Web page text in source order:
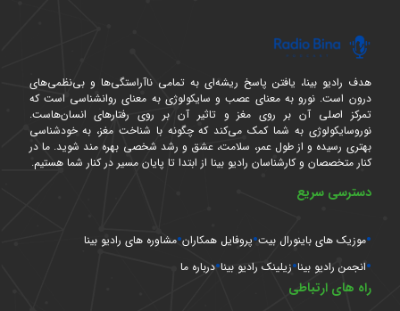
هدف رادیو بینا، یافتن پاسخ ریشه‌ای به تمامی ناآراستگی‌ها و بی‌نظمی‌های
درون است. نورو به معنای عصب و سایکولوژی به معنای روانشناسی است که
تمرکز اصلی آن بر روی مغز و تاثیر آن بر روی رفتارهای انسان‌هاست.
نوروسایکولوژی به شما کمک می‌کند که چگونه با شناخت مغز، به خودشناسی
بهتری رسیده و از طول عمر، سلامت، عشق و رشد شخصی بهره مند شوید. ما در
کنار متخصصان و کارشناسان رادیو بینا از ابتدا تا پایان مسیر در کنار شما هستیم.
دسترسی سریع
موزیک های باینورال بیت پروفایل همکاران مشاوره های رادیو بینا
انجمن رادیو بینا زیلینک رادیو بینا درباره ما
راه های ارتباطی